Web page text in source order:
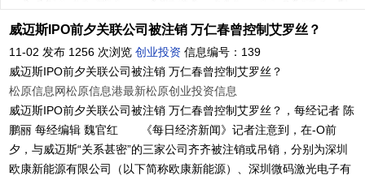
威迈斯IPO前夕关联公司被注销 万仁春曾控制艾罗丝？
11-02 发布 1256 次浏览 创业投资 信息编号：139
威迈斯IPO前夕关联公司被注销 万仁春曾控制艾罗丝？
松原信息网松原信息港最新松原创业投资信息
威迈斯IPO前夕关联公司被注销 万仁春曾控制艾罗丝？，每经记者 陈
鹏丽 每经编辑 魏官红 《每日经济新闻》记者注意到，在-O前
夕，与威迈斯“关系甚密”的三家公司齐齐被注销或吊销，分别为深圳
欧康新能源有限公司（以下简称欧康新能源）、深圳微码激光电子有